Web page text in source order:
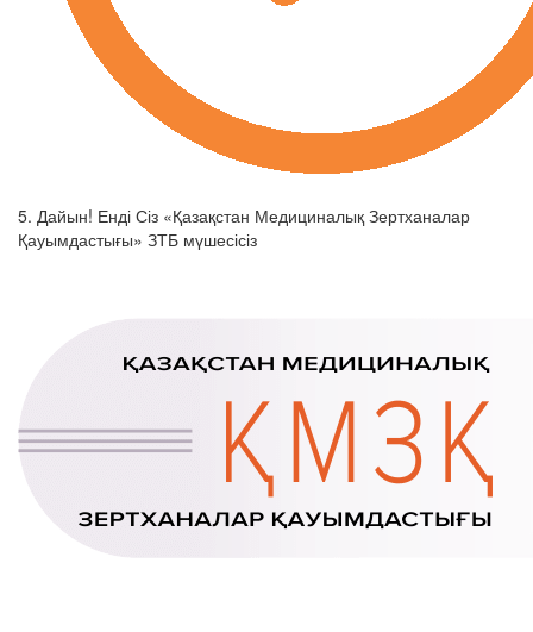
5. Дайын! Енді Сіз «Қазақстан Медициналық Зертханалар
Қауымдастығы» ЗТБ мүшесісіз